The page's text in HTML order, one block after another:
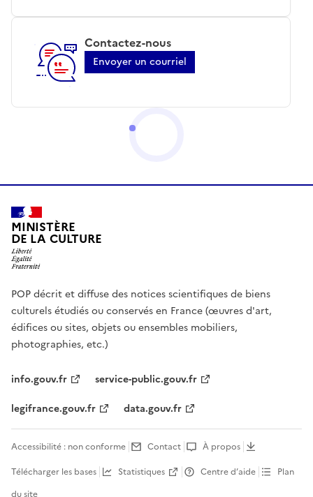
Contactez-nous
Envoyer un courriel
MINISTÈRE
DE LA CULTURE
POP décrit et diffuse des notices scientifiques de biens
culturels étudiés ou conservés en France (œuvres d'art,
édifices ou sites, objets ou ensembles mobiliers,
photographies, etc.)
info.gouv.fr
service-public.gouv.fr
legifrance.gouv.fr
data.gouv.fr
Accessibilité : non conforme Contact
À propos
Télécharger les bases
Statistiques Centre d’aide
Plan
du site